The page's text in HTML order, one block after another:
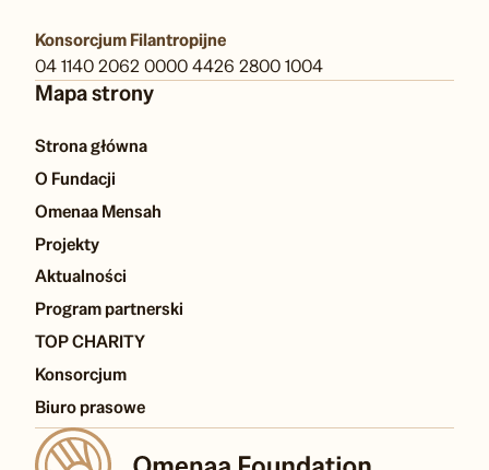
Konsorcjum Filantropijne
04 1140 2062 0000 4426 2800 1004
Mapa strony
Strona główna
O Fundacji
Omenaa Mensah
Projekty
Aktualności
Program partnerski
TOP CHARITY
Konsorcjum
Biuro prasowe